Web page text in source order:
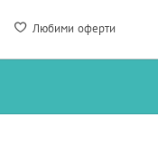
Любими оферти